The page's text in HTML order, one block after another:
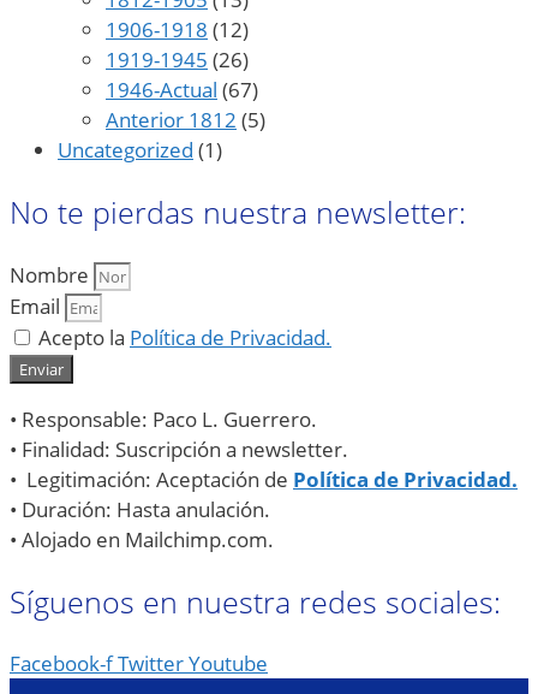
1906-1918 (12)
1919-1945 (26)
1946-Actual (67)
Anterior 1812 (5)
Uncategorized (1)
No te pierdas nuestra newsletter:
Nombre
Email
Acepto la Política de Privacidad.
Enviar
• Responsable: Paco L. Guerrero.
• Finalidad: Suscripción a newsletter.
• Legitimación: Aceptación de Política de Privacidad.
• Duración: Hasta anulación.
• Alojado en Mailchimp.com.
Síguenos en nuestra redes sociales:
Facebook-fTwitterYoutube